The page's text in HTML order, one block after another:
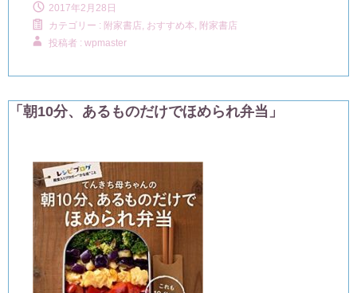
2017年2月28日
カテゴリー : 附家書店, おすすめ本 附家書店
投稿者 : wpmaster
「朝10分、あるものだけでほめられ弁当」